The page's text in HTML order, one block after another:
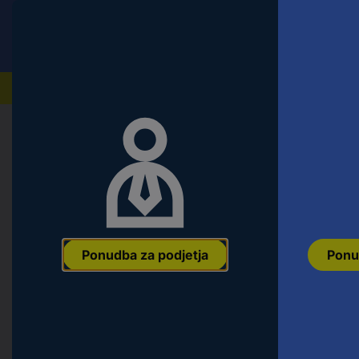
Ponudba za podjetja
Orodje & Delavnica
PFERD TOOLS EHT 230-3,2 PSF
plošča, ravna 230 mm 5 kos
4007220417881 Koda proizvajalca:69198295 Št. izdelka: